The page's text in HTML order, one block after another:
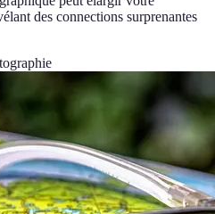
des connections surprenantes